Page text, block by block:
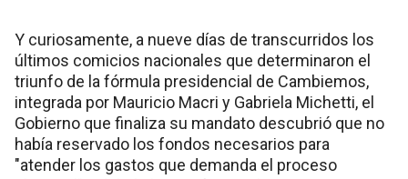
Y curiosamente, a nueve días de transcurridos los
últimos comicios nacionales que determinaron el
triunfo de la fórmula presidencial de Cambiemos,
integrada por Mauricio Macri y Gabriela Michetti, el
Gobierno que finaliza su mandato descubrió que no
había reservado los fondos necesarios para
"atender los gastos que demanda el proceso